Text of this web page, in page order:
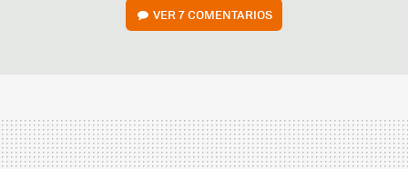
VER7 COMENTARIOS